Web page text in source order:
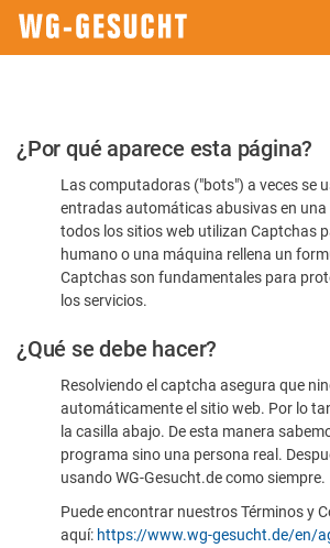
Por
favor,
confirme
humano
¿Por qué aparece esta página?
Las computadoras ("bots") a veces se
entradas automáticas abusivas en
todos los sitios web utilizan Captchas
humano o una máquina rellena un
Captchas son fundamentales para
los servicios.
¿Qué se debe hacer?
Resolviendo el captcha asegura que
automáticamente el sitio web. Por lo
la casilla abajo. De esta manera
programa sino una persona real.
usando WG-Gesucht.de como siempre.
Puede encontrar nuestros Términos y
aquí: https://www.wg-gesucht.de/en/